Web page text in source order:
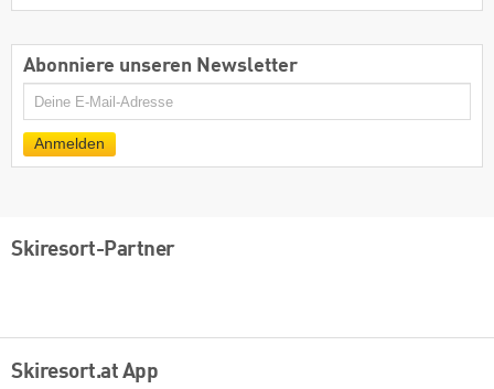
Abonniere unseren Newsletter
E-
Anmelden
Skiresort-Partner
Skiresort.at App